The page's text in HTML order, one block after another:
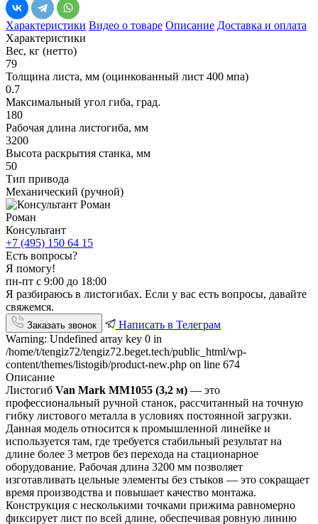
Характеристики Видео о товаре Описание Доставка и оплата
Характеристики
Вес, кг (нетто)
79
Толщина листа, мм (оцинкованный лист 400 мпа)
0.7
Максимальный угол гиба, град.
180
Рабочая длина листогиба, мм
3200
Высота раскрытия станка, мм
50
Тип привода
Механический (ручной)
Роман
Консультант
+7 (495) 150 64 15
Есть вопросы?
Я помогу!
пн-пт с 9:00 до 18:00
Я разбираюсь в листогибах. Если у вас есть вопросы, давайте
свяжемся.
Заказать звонок
Написать в Телеграм
Warning: Undefined array key 0 in
/home/t/tengiz72/tengiz72.beget.tech/public_html/wp-
content/themes/listogib/product-new.php on line 674
Описание
Листогиб Van Mark MM1055 (3,2 м) — это
профессиональный ручной станок, рассчитанный на точную
гибку листового металла в условиях постоянной загрузки.
Данная модель относится к промышленной линейке и
используется там, где требуется стабильный результат на
длине более 3 метров без перехода на стационарное
оборудование. Рабочая длина 3200 мм позволяет
изготавливать цельные элементы без стыков — это сокращает
время производства и повышает качество монтажа.
Конструкция с несколькими точками прижима равномерно
фиксирует лист по всей длине, обеспечивая ровную линию